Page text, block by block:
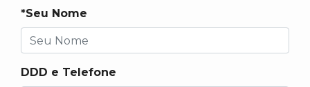
*Seu Nome
DDD e Telefone